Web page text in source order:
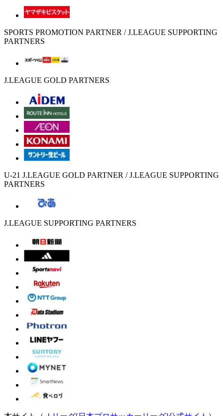
SPORTS PROMOTION PARTNER / J.LEAGUE SUPPORTING
PARTNERS
J.LEAGUE GOLD PARTNERS
U-21 J.LEAGUE GOLD PARTNER / J.LEAGUE SUPPORTING
PARTNERS
J.LEAGUE SUPPORTING PARTNERS